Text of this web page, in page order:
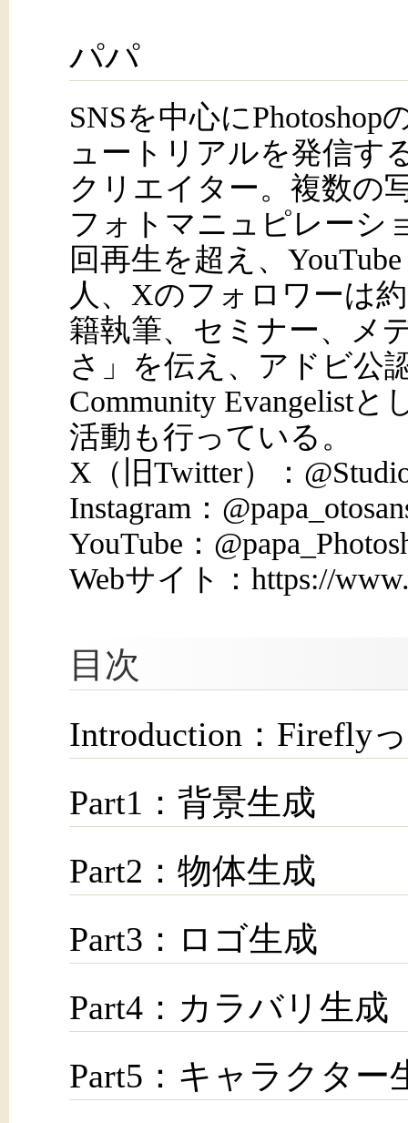
パパ
SNSを中心に
ュートリアルを発信す
クリエイター。複数の
フォトマニュピレーシ
回再生を超え、
人、Xのフォロワーは
籍執筆、セミナー、メ
さ」を伝え、アドビ公
Community Evangelistと
活動も行っている。
X（旧Twitter）：
Instagram：
YouTube：
Webサイト：https://
目次
Introduction：Firefly
Part1：背景生成
Part2：物体生成
Part3：ロゴ生成
Part4：カラバリ生成
Part5：キャラクター